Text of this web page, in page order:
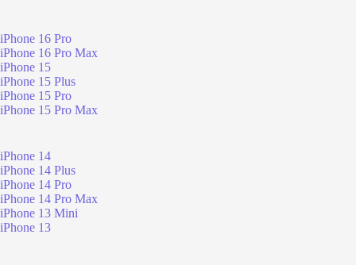
iPhone 16 Pro
iPhone 16 Pro Max
iPhone 15
iPhone 15 Plus
iPhone 15 Pro
iPhone 15 Pro Max
iPhone 14
iPhone 14 Plus
iPhone 14 Pro
iPhone 14 Pro Max
iPhone 13 Mini
iPhone 13